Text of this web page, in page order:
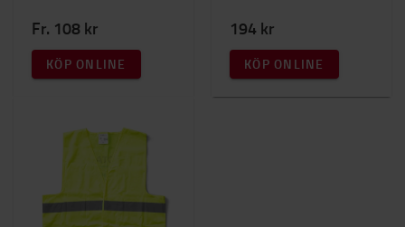
Fr. 108 kr
KÖP ONLINE
194 kr
KÖP ONLINE